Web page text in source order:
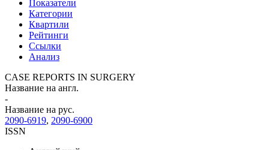
Показатели
Категории
Квартили
Рейтинги
Ссылки
Анализ
CASE REPORTS IN SURGERY
Название на англ.
-
Название на рус.
2090-6919, 2090-6900
ISSN